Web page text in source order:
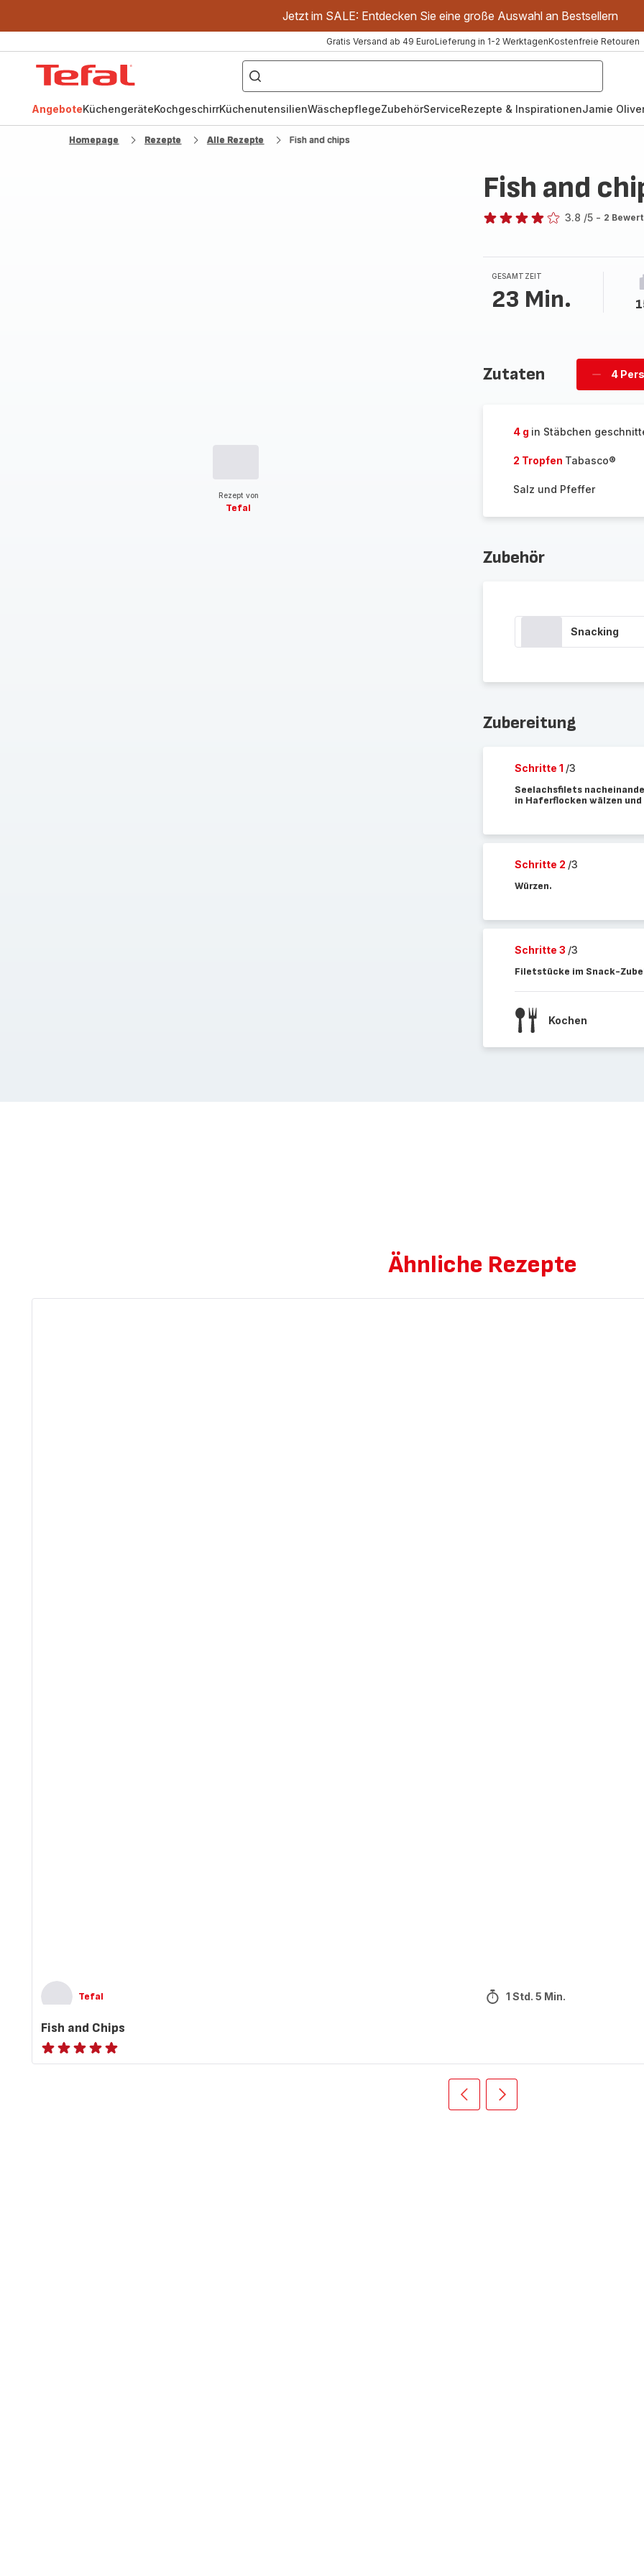
Jetzt im SALE: Entdecken Sie eine große Auswahl an Bestsellern
Gratis Versand ab 49 EuroLieferung in 1-2 WerktagenKostenfreie Retouren
["OptiGrill","Easy
Fry","Pfanne"]
AngeboteKüchengeräteKochgeschirrKüchenutensilienWäschepflegeZubehörServiceRezepte & InspirationenJamie
Homepage Rezepte Alle Rezepte Fish and chips
Rezept von
Tefal
Fish and
3.8 /5 - 2
GESAMTZEIT
23 Min.
Zutaten
Personen
4
4 g in Stäbchen
2 Tropfen Tabasco®
Salz und Pfeffer
Zubehör
Snacking
Zubereitung
Schritte 1 /3
Seelachsfilets
in Haferflocken wälzen
Schritte 2 /3
Würzen.
Schritte 3 /3
Filetstücke im Snack-
Kochen
Ähnliche Rezepte
Tefal 1 Std. 5 Min.
Fish and Chips
ratings.NaN
Vorherige
Recipe
Weiter
Recipe